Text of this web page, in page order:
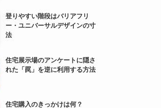
登りやすい階段はバリアフリ
ー・ユニバーサルデザインの寸
法
住宅展示場のアンケートに隠さ
れた「罠」を逆に利用する方法
住宅購入のきっかけは何？